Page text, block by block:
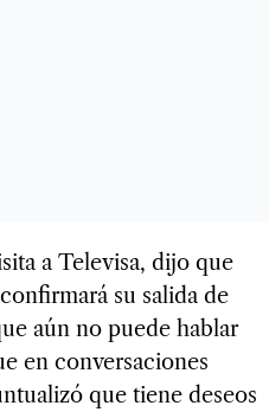
a Televisa, dijo que
su salida de
aún no puede hablar
en conversaciones
que tiene deseos